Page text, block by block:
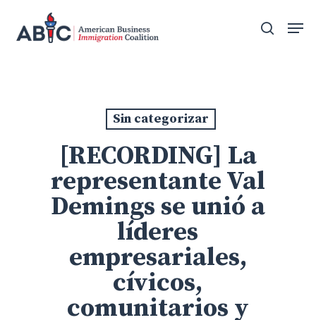
search
Sin categorizar
[RECORDING] La
representante Val
Demings se unió a
líderes
empresariales,
cívicos,
comunitarios y